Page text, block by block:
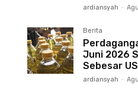
ardiansyah -
Berita
Juni 2026
Sebesar
ardiansyah -